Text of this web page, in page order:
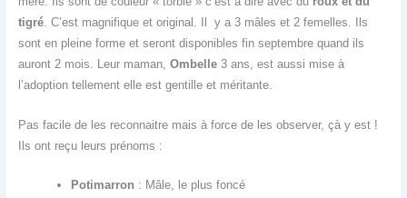
tigré. C’est magnifique et original. Il y a 3 mâles et 2 femelles. Ils
sont en pleine forme et seront disponibles fin septembre quand ils
auront 2 mois. Leur maman, Ombelle3 ans, est aussi mise à
l’adoption tellement elle est gentille et méritante.
Pas facile de les reconnaitre mais à force de les observer, çà y est !
Ils ont reçu leurs prénoms :
Potimarron : Mâle, le plus foncé